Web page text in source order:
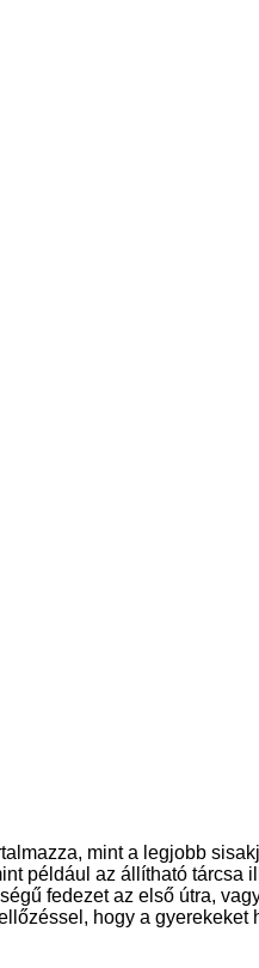
mint a legjobb
például az állítható tárcsa
fedezet az első útra,
hogy a gyerekeket